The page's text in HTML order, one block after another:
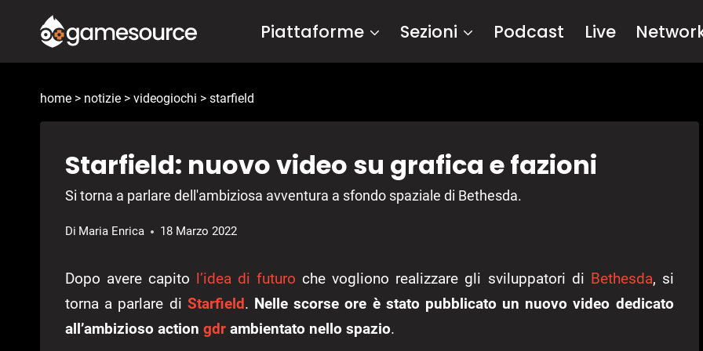
contenuto
Piattaforme Sezioni Podcast Live
home > notizie > videogiochi > starfield
Starfield: nuovo video su grafica e fazioni
Si torna a parlare dell'ambiziosa avventura a sfondo spaziale di Bethesda.
Di Maria Enrica 18 Marzo 2022
Dopo avere capito l’idea di futuro che vogliono realizzare gli sviluppatori di Bethesda, si
torna a parlare di Starfield. Nelle scorse ore è stato pubblicato un nuovo video dedicato
all’ambizioso action gdr ambientato nello spazio.